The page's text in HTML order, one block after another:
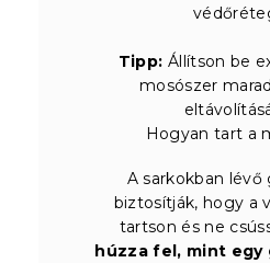
Tipp: Állítson be
mosószer
Hogyan tart a
A sarkokban
biztosítják, hogy a
tartson és ne
húzza fel, mint egy